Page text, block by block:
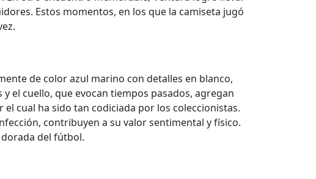
Estos momentos, en los que la camiseta jugó
de color azul marino con detalles en blanco,
el cuello, que evocan tiempos pasados, agregan
cual ha sido tan codiciada por los coleccionistas.
contribuyen a su valor sentimental y físico.
del fútbol.